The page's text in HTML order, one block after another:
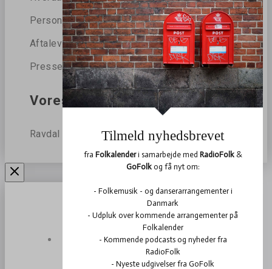
Persondatapolitik
Aftalevilkår
Presse
Vores blog
Ravdal
Arrangementer